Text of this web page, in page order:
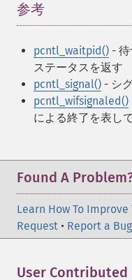
参考
pcntl_waitpid() -
ステータスを返す
pcntl_signal() - シ
pcntl_wifsignaled()
による終了を表し
Found A
Learn How To Improve
Request • Report a Bug
User Contributed